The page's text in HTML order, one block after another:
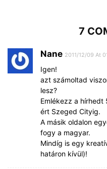
7
Nane 2011/12/09 At
Igen!
azt számoltad
lesz?
Emlékezz a hírhedt
ért Szeged Cityig.
A másik oldalon
fogy a magyar.
Mindíg is egy
határon kívül)!